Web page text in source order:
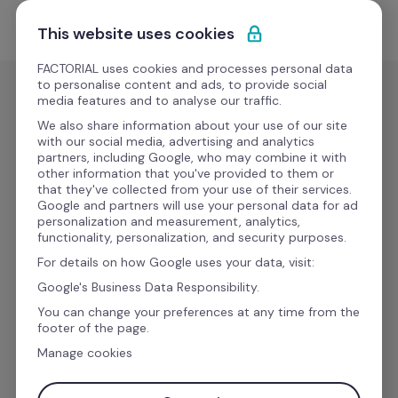
Ir al contenido
Empieza gratis
¿Qué es Factorial?
Ayudamos a empresas que quieren
automatizar sus procesos de RRHH, empoderar
a sus empleados con información siempre
actualizada y tomar las mejores decisiones
para su negocio.
Email de trabajo
This website uses cookies
FACTORIAL uses cookies and processes personal data
to personalise content and ads, to provide social
media features and to analyse our traffic.
We also share information about your use of our site
with our social media, advertising and analytics
partners, including Google, who may combine it with
other information that you've provided to them or
that they've collected from your use of their services.
Google and partners will use your personal data for ad
personalization and measurement, analytics,
functionality, personalization, and security purposes.
For details on how Google uses your data, visit:
Google's Business Data Responsibility.
You can change your preferences at any time from the
footer of the page.
Manage cookies